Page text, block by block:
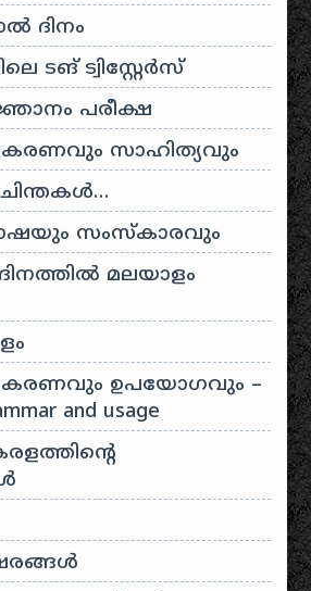
ദിനം
ടങ് ട്വിസ്റ്റേർസ്
പരീക്ഷ
സാഹിത്യവും
ചിന്തകൾ…
സംസ്കാരവും
മലയാളം
ഉപയോഗവും –
and usage